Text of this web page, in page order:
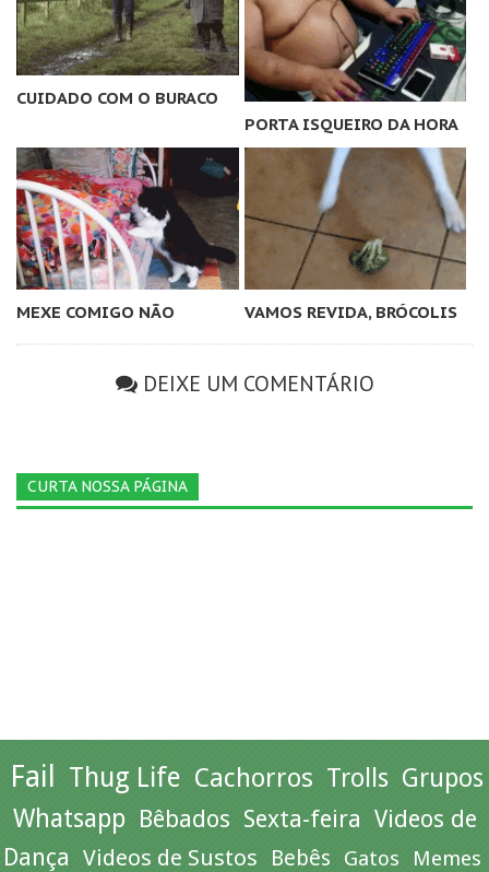
CUIDADO COM O BURACO
PORTA ISQUEIRO DA HORA
MEXE COMIGO NÃO VAMOS REVIDA, BRÓCOLIS
DEIXE UM COMENTÁRIO
CURTA NOSSA PÁGINA
Fail Thug Life Cachorros Trolls Grupos
Whatsapp Bêbados Sexta-feira Videos de
Dança Videos de Sustos Bebês Gatos Memes